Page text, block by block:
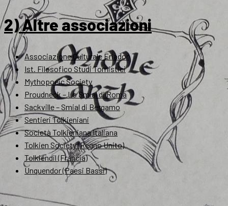
2) Altre associazioni
Associazione Culturale Eriador
Ist. Filosofico Studi Tomistici
Mythopoeic Society
Proudneck – Lo Smial di Roma
Sackville – Smial di Bergamo
Sentieri Tolkieniani
Società Tolkieniana Italiana
Tolkien Society (Regno Unito)
Tolkiendil (Francia)
Unquendor (Paesi Bassi)